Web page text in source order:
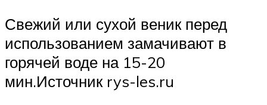
Свежий или сухой веник перед
использованием замачивают в
горячей воде на 15-20
мин.Источник rys-les.ru